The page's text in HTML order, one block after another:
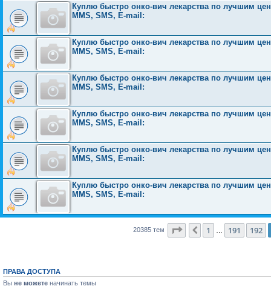
Куплю быстро онко-вич лекарства по лучшим
MMS, SMS, E-mail:
Куплю быстро онко-вич лекарства по лучшим
MMS, SMS, E-mail:
Куплю быстро онко-вич лекарства по лучшим
MMS, SMS, E-mail:
Куплю быстро онко-вич лекарства по лучшим
MMS, SMS, E-mail:
Куплю быстро онко-вич лекарства по лучшим
MMS, SMS, E-mail:
Куплю быстро онко-вич лекарства по лучшим
MMS, SMS, E-mail:
20385 тем Страница 193из 816
Пред.
1 191 192
ПРАВА ДОСТУПА
Вы не можете начинать темы